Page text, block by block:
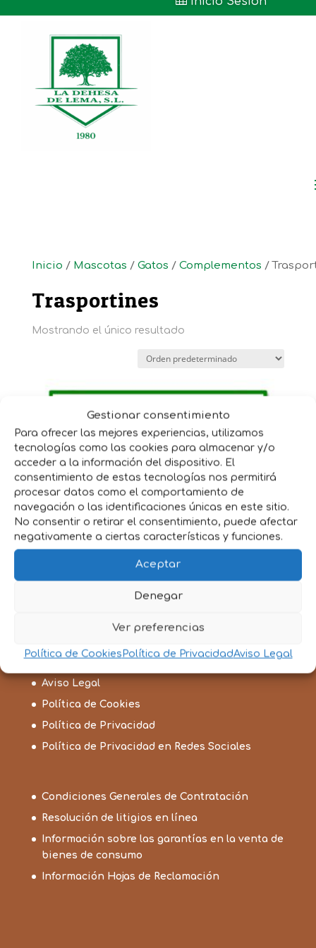
Gestionar consentimiento
Para ofrecer las mejores experiencias, utilizamos
tecnologías como las cookies para almacenar y/o
acceder a la información del dispositivo. El
consentimiento de estas tecnologías nos permitirá
procesar datos como el comportamiento de
navegación o las identificaciones únicas en este sitio.
No consentir o retirar el consentimiento, puede afectar
negativamente a ciertas características y funciones.
Aceptar
Denegar
Ver preferencias
Política de Cookies Política de PrivacidadAviso Legal
Inicio / Mascotas / Gatos / Complementos /
Trasportines
Mostrando el único resultado
19,00€Rango
precios:
17,25€
hasta
IVA incluido
Aviso Legal
Política de Cookies
Política de Privacidad
Política de Privacidad en Redes Sociales
Condiciones Generales de Contratación
Resolución de litigios en línea
Información sobre las garantías en la venta de
bienes de consumo
Información Hojas de Reclamación